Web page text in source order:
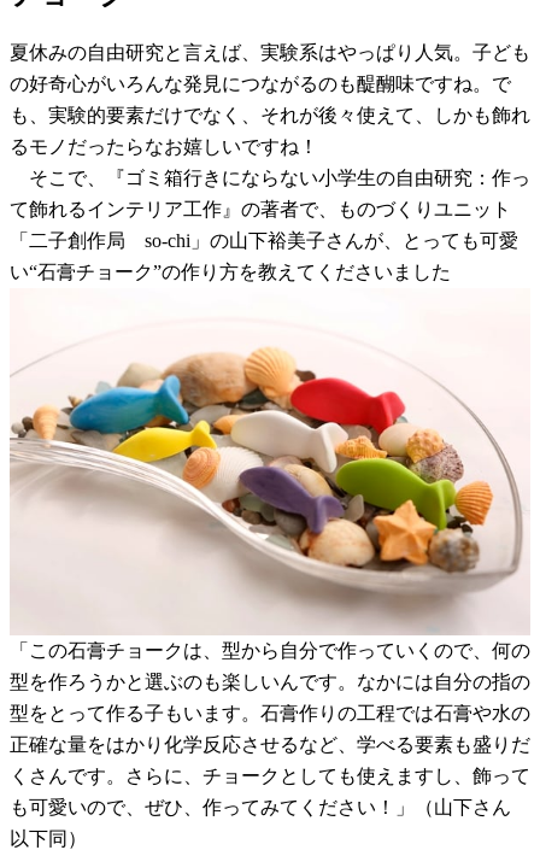
夏休みの自由研究と言えば、実験系はやっぱり人気。子ども
の好奇心がいろんな発見につながるのも醍醐味ですね。で
も、実験的要素だけでなく、それが後々使えて、しかも飾れ
るモノだったらなお嬉しいですね！
そこで、『ゴミ箱行きにならない小学生の自由研究：作っ
て飾れるインテリア工作』の著者で、ものづくりユニット
「二子創作局 so-chi」の山下裕美子さんが、とっても可愛
い“石膏チョーク”の作り方を教えてくださいました
「この石膏チョークは、型から自分で作っていくので、何の
型を作ろうかと選ぶのも楽しいんです。なかには自分の指の
型をとって作る子もいます。石膏作りの工程では石膏や水の
正確な量をはかり化学反応させるなど、学べる要素も盛りだ
くさんです。さらに、チョークとしても使えますし、飾って
も可愛いので、ぜひ、作ってみてください！」（山下さん
以下同）